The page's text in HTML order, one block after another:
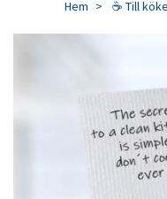
Hem ☕ Till